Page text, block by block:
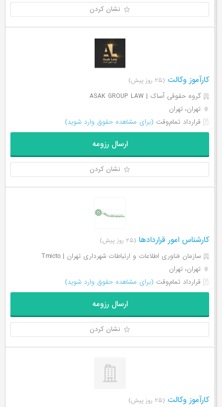
نشان کردن
کارآموز وکالت (۲۵ روز پیش)
گروه حقوقی آساک | ASAK GROUP LAW
تهران، تهران
قرارداد تمام‌وقت (برای مشاهده حقوق وارد شوید)
ارسال رزومه
نشان کردن
کارشناس امور قراردادها (۲۵ روز پیش)
سازمان فناوری اطلاعات و ارتباطات شهرداری تهران | Tmicto
تهران، تهران
قرارداد تمام‌وقت (برای مشاهده حقوق وارد شوید)
ارسال رزومه
نشان کردن
کارآموز وکالت (۲۵ روز پیش)